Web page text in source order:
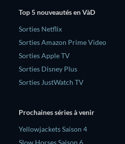
Top 5 nouveautés en VàD
Sorties Netflix
Sorties Amazon Prime Video
Sorties Apple TV
Sorties Disney Plus
Sorties JustWatch TV
Prochaines séries à venir
Yellowjackets Saison 4